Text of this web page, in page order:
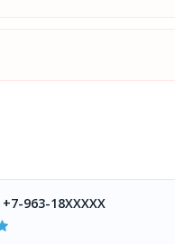
963-18XXXXX